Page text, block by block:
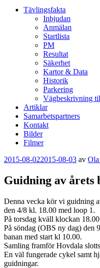
Tävlingsfakta
Inbjudan
Anmälan
Startlista
PM
Resultat
Säkerhet
Kartor & Data
Historik
Parkering
Vägbeskrivning
Artiklar
Samarbetspartners
Kontakt
Bilder
Filmer
Publicerat
2015-08-022015-08-03 av Ola
Guidning av årets
Denna vecka kör vi guidning
den 4/8 kl. 18.00 med loop 1.
På torsdag kväll klockan
På söndag (OBS ny dag) den
banan med start kl 10.00.
Samling framför Hovdala
En väl fungerade cykel samt
guidningar.